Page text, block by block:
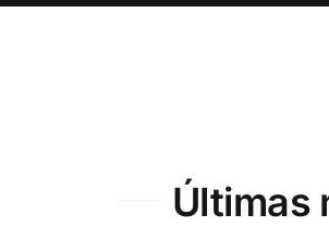
Últimas